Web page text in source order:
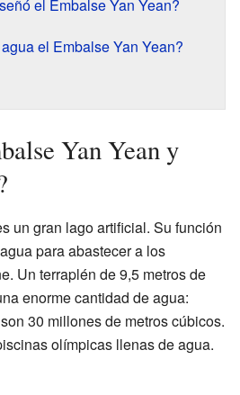
el Embalse Yan Yean?
el Embalse Yan Yean?
Yan Yean y
un gran lago artificial. Su función
para abastecer a los
Un terraplén de 9,5 metros de
enorme cantidad de agua:
30 millones de metros cúbicos.
olímpicas llenas de agua.